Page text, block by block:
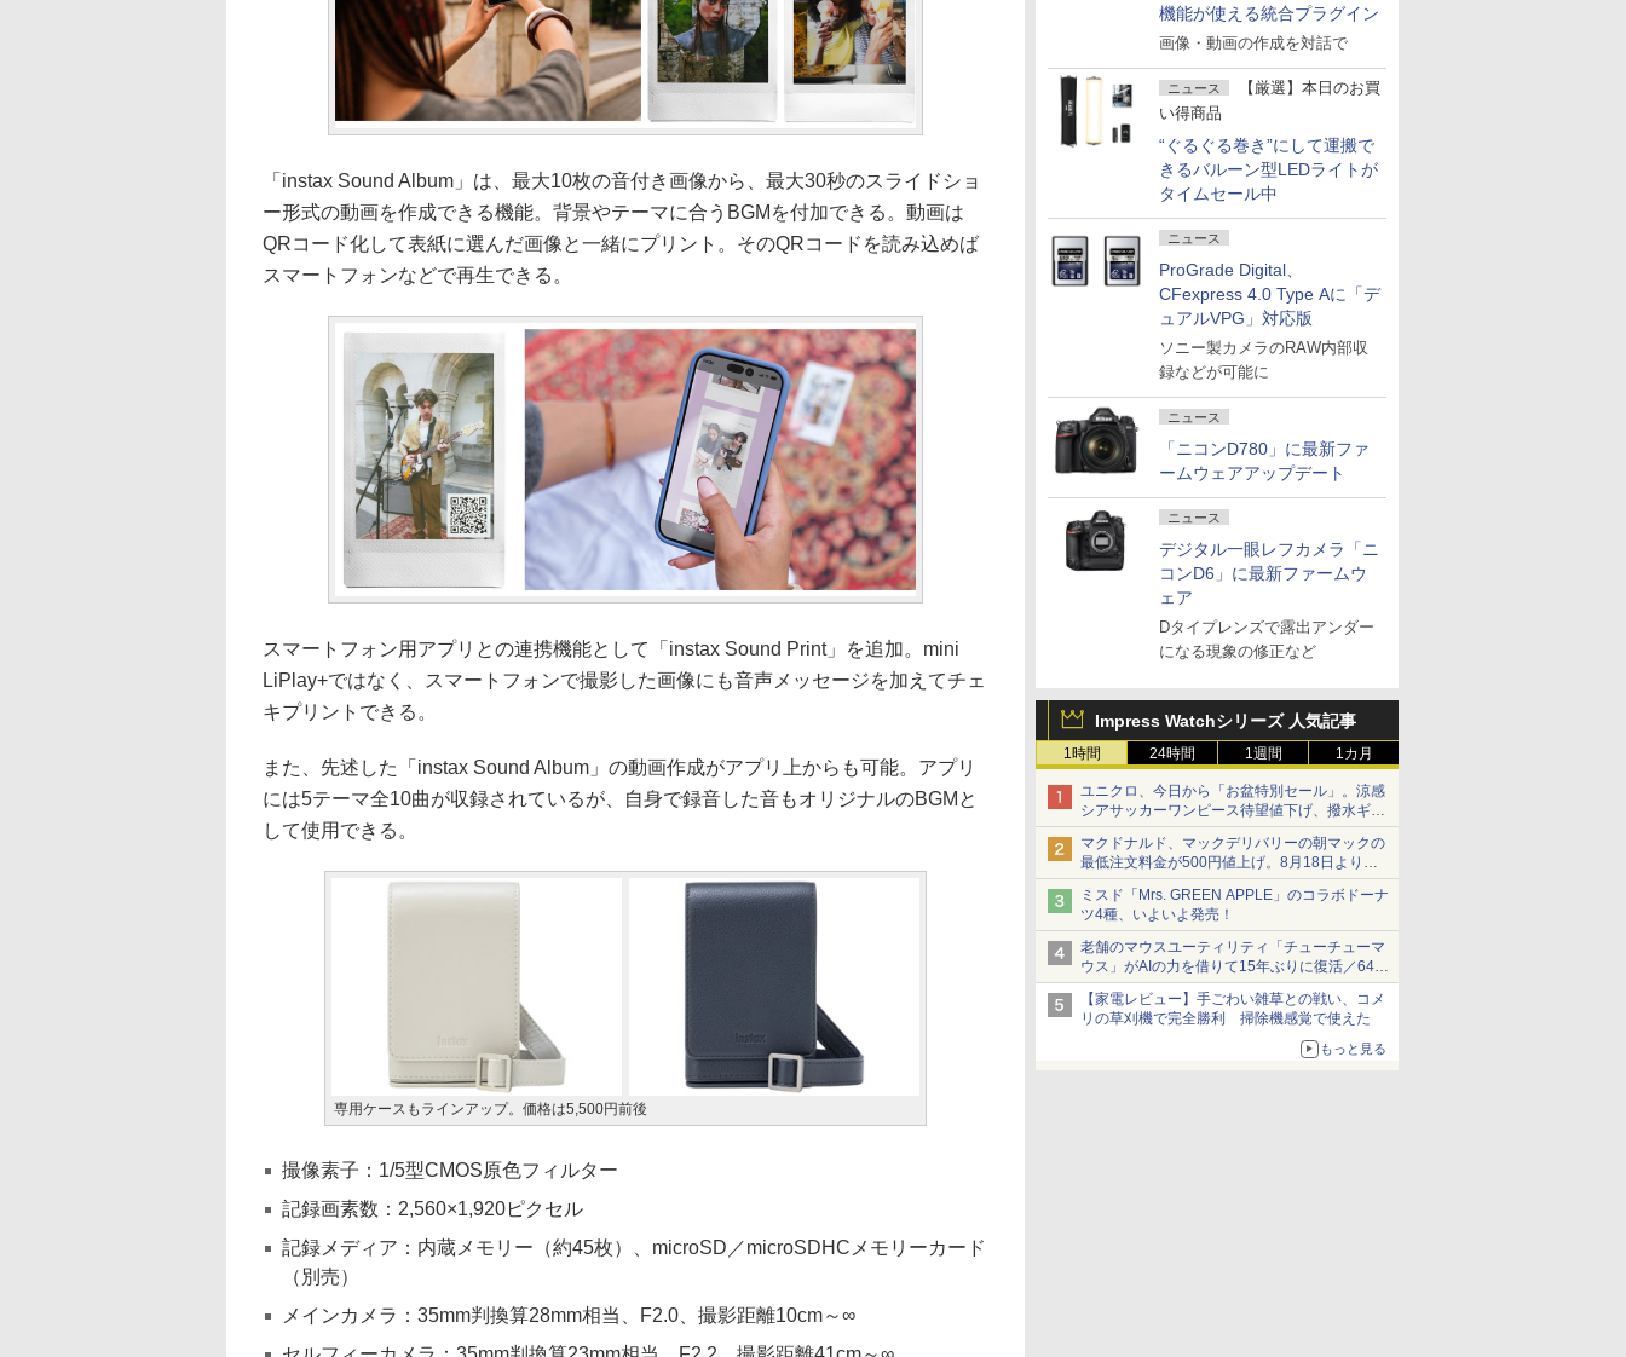
機能が使える統合プラグイン
画像・動画の作成を対話で
ニュース
【厳選】本日のお買
い得商品
“ぐるぐる巻き”にして運搬で
きるバルーン型LEDライトが
タイムセール中
ニュース
ProGrade Digital、
CFexpress 4.0 Type Aに「デ
ュアルVPG」対応版
ソニー製カメラのRAW内部収
録などが可能に
ニュース
「ニコンD780」に最新ファ
ームウェアアップデート
ニュース
デジタル一眼レフカメラ「ニ
コンD6」に最新ファームウ
ェア
Dタイプレンズで露出アンダー
になる現象の修正など
Impress Watchシリーズ 人気記事
1時間 24時間 1週間 1カ月
ユニクロ、今日から「お盆特別セール」。涼感
シアサッカーワンピース待望値下げ、撥水ギア
ショーツは1990円に
マクドナルド、マックデリバリーの朝マックの
最低注文料金が500円値上げ。8月18日より
1,500円から受付
ミスド「Mrs. GREEN APPLE」のコラボドーナ
ツ4種、いよいよ発売！
老舗のマウスユーティリティ「チューチューマ
ウス」がAIの力を借りて15年ぶりに復活／64bit
化、Windows 10/11、「Chrome」も走り回
る。復活記念で2026年末まで500円
【家電レビュー】手ごわい雑草との戦い、コメ
リの草刈機で完全勝利 掃除機感覚で使えた
もっと見る
「instax Sound Album」は、最大10枚の音付き画像から、最大30秒のスライドショ
ー形式の動画を作成できる機能。背景やテーマに合うBGMを付加できる。動画は
QRコード化して表紙に選んだ画像と一緒にプリント。そのQRコードを読み込めば
スマートフォンなどで再生できる。
スマートフォン用アプリとの連携機能として「instax Sound Print」を追加。mini
LiPlay+ではなく、スマートフォンで撮影した画像にも音声メッセージを加えてチェ
キプリントできる。
また、先述した「instax Sound Album」の動画作成がアプリ上からも可能。アプリ
には5テーマ全10曲が収録されているが、自身で録音した音もオリジナルのBGMと
して使用できる。
専用ケースもラインアップ。価格は5,500円前後
撮像素子：1/5型CMOS原色フィルター
記録画素数：2,560×1,920ピクセル
記録メディア：内蔵メモリー（約45枚）、microSD／microSDHCメモリーカード
（別売）
メインカメラ：35mm判換算28mm相当、F2.0、撮影距離10cm～∞